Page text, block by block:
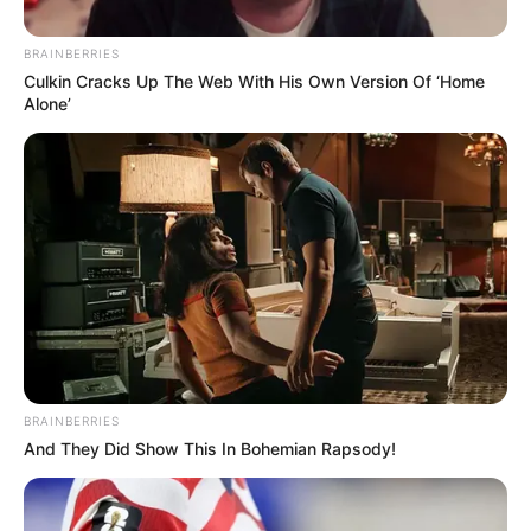
Alcaldía de Bogotá
Cómo recuperar documentos extraviados en Bogotá.
Por:Anthonny José Galindo Florian
Julio 14, 2025
BRAINBERRIES
Culkin Cracks Up The Web With His Own Version Of ‘Home
Alone’
BRAINBERRIES
And They Did Show This In Bohemian Rapsody!